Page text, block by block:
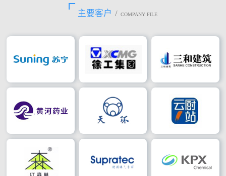
主要客户 / COMPANY FILE